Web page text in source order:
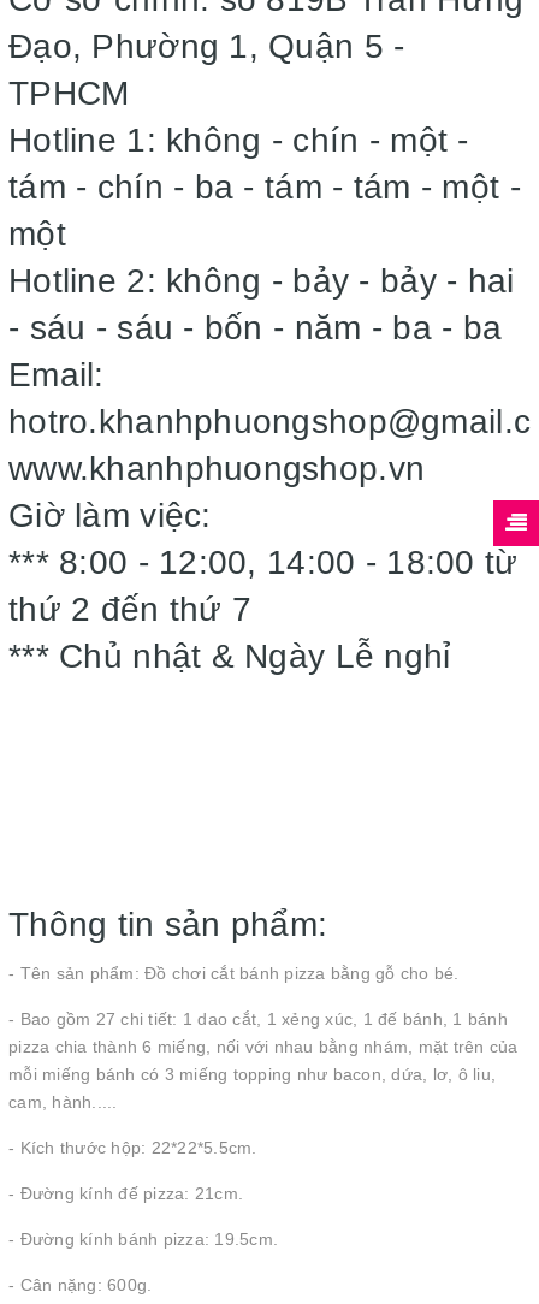
Đạo, Phường 1, Quận 5 -
TPHCM
Hotline 1: không - chín - một -
tám - chín - ba - tám - tám - một -
một
Hotline 2: không - bảy - bảy - hai
- sáu - sáu - bốn - năm - ba - ba
Email:
www.khanhphuongshop.vn
Giờ làm việc:
*** 8:00 - 12:00, 14:00 - 18:00 từ
thứ 2 đến thứ 7
*** Chủ nhật & Ngày Lễ nghỉ
Thông tin sản phẩm:
- Tên sản phẩm: Đồ chơi cắt bánh pizza bằng gỗ cho bé.
- Bao gồm 27 chi tiết: 1 dao cắt, 1 xẻng xúc, 1 đế bánh, 1 bánh
pizza chia thành 6 miếng, nối với nhau bằng nhám, mặt trên của
mỗi miếng bánh có 3 miếng topping như bacon, dứa, lơ, ô liu,
cam, hành.....
- Kích thước hộp: 22*22*5.5cm.
- Đường kính đế pizza: 21cm.
- Đường kính bánh pizza: 19.5cm.
- Cân nặng: 600g.